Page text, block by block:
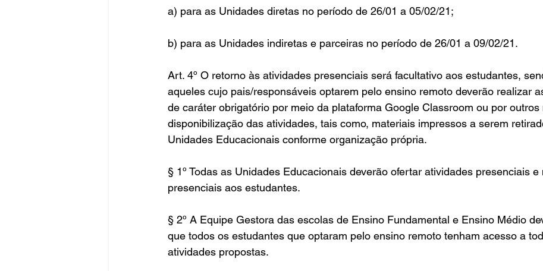
a) para as Unidades diretas no período de 26/01 a 05/02/21;
b) para as Unidades indiretas e parceiras no período de 26/01 a 09/02/21.
Art. 4º O retorno às atividades presenciais será facultativo aos estudantes,
aqueles cujo pais/responsáveis optarem pelo ensino remoto deverão realizar
de caráter obrigatório por meio da plataforma Google Classroom ou por
disponibilização das atividades, tais como, materiais impressos a serem
Unidades Educacionais conforme organização própria.
§ 1º Todas as Unidades Educacionais deverão ofertar atividades presenciais e
presenciais aos estudantes.
§ 2º A Equipe Gestora das escolas de Ensino Fundamental e Ensino Médio
que todos os estudantes que optaram pelo ensino remoto tenham acesso a
atividades propostas.